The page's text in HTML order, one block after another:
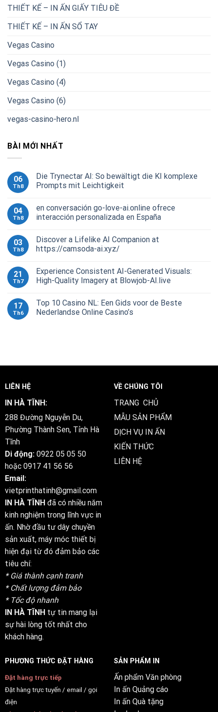
THIẾT KẾ – IN ẤN GIẤY TIÊU ĐỀ
THIẾT KẾ – IN ẤN SỔ TAY
Vegas Casino
Vegas Casino (1)
Vegas Casino (4)
Vegas Casino (6)
vegas-casino-hero.nl
BÀI MỚI NHẤT
06
Th8
Die Trynectar AI: So bewältigt die KI komplexe
Prompts mit Leichtigkeit
04
Th8
en conversación go-love-ai.online ofrece
interacción personalizada en España
03
Th8
Discover a Lifelike AI Companion at
https://camsoda-ai.xyz/
21
Th7
Experience Consistent AI-Generated Visuals:
High-Quality Imagery at Blowjob-AI.live
17
Th6
Top 10 Casino NL: Een Gids voor de Beste
Nederlandse Online Casino’s
LIÊN HỆ
IN HÀ TĨNH:
288 Đường Nguyễn Du,
Phường Thành Sen, Tỉnh Hà
Tĩnh
Di động: 0922 05 05 50
hoặc 0917 41 56 56
Email:
vietprinthatinh@gmail.com
IN HÀ TĨNH đã có nhiều năm
kinh nghiệm trong lĩnh vực in
ấn. Nhờ đầu tư dây chuyền
sản xuất, máy móc thiết bị
hiện đại từ đó đảm bảo các
tiêu chí:
* Giá thành cạnh tranh
* Chất lượng đảm bảo
* Tốc độ nhanh
IN HÀ TĨNHtự tin mang lại
sự hài lòng tốt nhất cho
khách hàng.
VỀ CHÚNG TÔI
TRANG CHỦ
MẪU SẢN PHẨM
DỊCH VỤ IN ẤN
KIẾN THỨC
LIÊN HỆ
PHƯƠNG THỨC ĐẶT HÀNG
Đặt hàng trực tiếp
Đặt hàng trực tuyến / email / gọi
điện
SẢN PHẨM IN
Ấn phẩm Văn phòng
In ấn Quảng cáo
In ấn Quà tặng